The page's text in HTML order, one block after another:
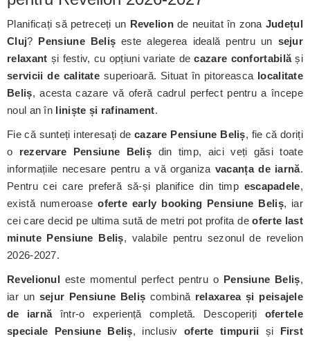
Planificați să petreceți un Revelionde neuitat în zona Județul
Cluj? Pensiune Beliș este alegerea ideală pentru un sejur
relaxant și festiv, cu opțiuni variate decazare confortabilăși
servicii de calitate superioară. Situat în pitoreasca localitate
Beliș, acesta cazare vă oferă cadrul perfect pentru a începe
noul an în liniște și rafinament.
Fie că sunteți interesați de cazare Pensiune Beliș, fie că doriți
o rezervare Pensiune Beliș din timp, aici veți găsi toate
informațiile necesare pentru a vă organiza vacanța de iarnă.
Pentru cei care preferă să-și planifice din timp escapadele,
există numeroaseoferte early booking Pensiune Beliș, iar
cei care decid pe ultima sută de metri pot profita deoferte last
minute Pensiune Beliș, valabile pentru sezonul de revelion
2026-2027.
Revelionul este momentul perfect pentru o Pensiune Beliș,
iar un sejur Pensiune Beliș combină relaxarea și peisajele
de iarnăîntr-o experiență completă. Descoperiți ofertele
speciale Pensiune Beliș, inclusiv oferte timpurii și First